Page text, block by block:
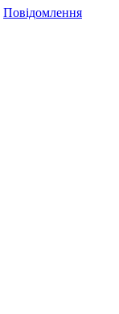
Повідомлення